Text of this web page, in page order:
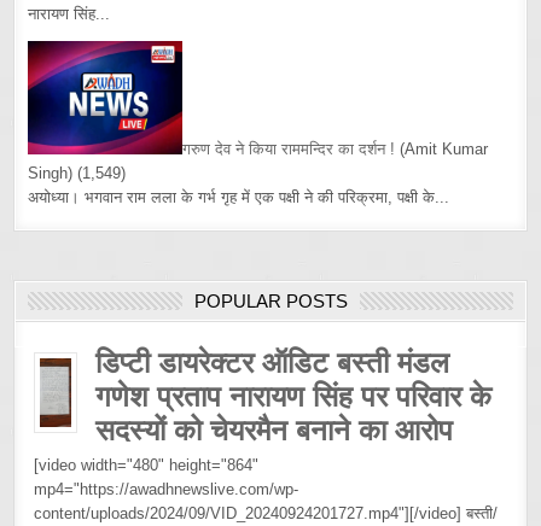
नारायण सिंह...
गरुण देव ने किया राममन्दिर का दर्शन ! (Amit Kumar
Singh) (1,549)
अयोध्या। भगवान राम लला के गर्भ गृह में एक पक्षी ने की परिक्रमा, पक्षी के...
POPULAR POSTS
डिप्टी डायरेक्टर ऑडिट बस्ती मंडल
गणेश प्रताप नारायण सिंह पर परिवार के
सदस्यों को चेयरमैन बनाने का आरोप
[video width="480" height="864"
mp4="https://awadhnewslive.com/wp-
content/uploads/2024/09/VID_20240924201727.mp4"][/video] बस्ती/